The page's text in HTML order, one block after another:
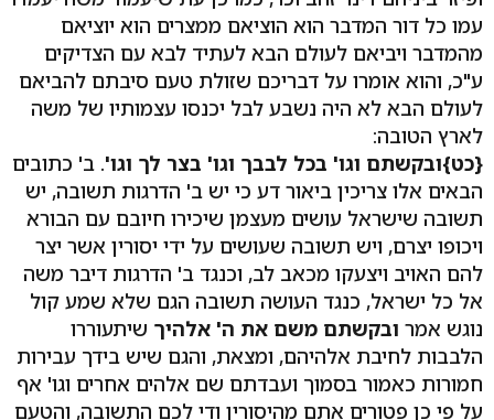
עמו כל דור המדבר הוא הוציאם ממצרים הוא יוציאם
מהמדבר ויביאם לעולם הבא לעתיד לבא עם הצדיקים
ע"כ, והוא אומרו על דבריכם שזולת טעם סיבתם להביאם
לעולם הבא לא היה נשבע לבל יכנסו עצמותיו של משה
לארץ הטובה:
{כט}ובקשתם וגו' בכל לבבך וגו' בצר לך וגו'. ב' כתובים
הבאים אלו צריכין ביאור דע כי יש ב' הדרגות תשובה, יש
תשובה שישראל עושים מעצמן שיכירו חיובם עם הבורא
ויכופו יצרם, ויש תשובה שעושים על ידי יסורין אשר יצר
להם האויב ויצעקו מכאב לב, וכנגד ב' הדרגות דיבר משה
אל כל ישראל, כנגד העושה תשובה הגם שלא שמע קול
נוגש אמר ובקשתם משם את ה' אלהיך שיתעוררו
הלבבות לחיבת אלהיהם, ומצאת, והגם שיש בידך עבירות
חמורות כאמור בסמוך ועבדתם שם אלהים אחרים וגו' אף
על פי כן פטורים אתם מהיסורין ודי לכם התשובה, והטעם